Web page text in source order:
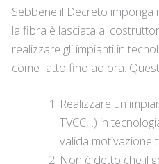
Sebbene il Decreto imponga
la fibra è lasciata al
realizzare gli impianti in
come fatto fino ad ora.
Realizzare un
TVCC, .) in
valida motivazione
Non è detto che il